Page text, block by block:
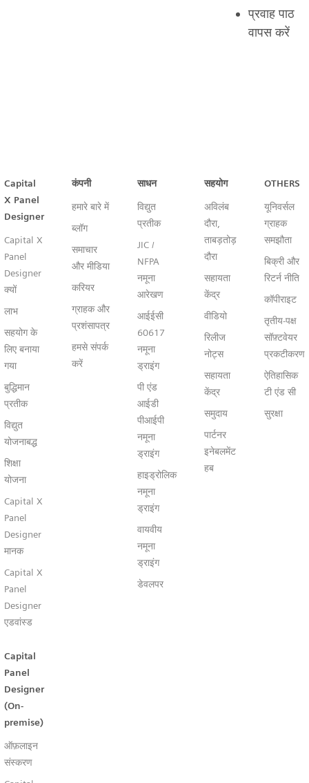
प्रवाह पाठ
वापस करें
Capital™ X Panel Designer
Capital
X Panel
Designer
Capital X
Panel
Designer
क्यों
लाभ
सहयोग के
लिए बनाया
गया
बुद्धिमान
प्रतीक
विद्युत
योजनाबद्ध
शिक्षा
योजना
Capital X
Panel
Designer
मानक
Capital X
Panel
Designer
एडवांस्ड
Capital
Panel
Designer
(On-
premise)
ऑफ़लाइन
संस्करण
कंपनी
हमारे बारे में
ब्लॉग
समाचार
और मीडिया
करियर
ग्राहक और
प्रशंसापत्र
हमसे संपर्क
करें
साधन
विद्युत
प्रतीक
JIC /
NFPA
नमूना
आरेखण
आईईसी
60617
नमूना
ड्राइंग
पी एंड
आईडी
पीआईपी
नमूना
ड्राइंग
हाइड्रोलिक
नमूना
ड्राइंग
वायवीय
नमूना
ड्राइंग
डेवलपर
सहयोग
अविलंब
दौरा,
ताबड़तोड़
दौरा
सहायता
केंद्र
वीडियो
रिलीज
नोट्स
सहायता
केंद्र
समुदाय
पार्टनर
इनेबलमेंट
हब
OTHERS
यूनिवर्सल
ग्राहक
समझौता
बिक्री और
रिटर्न नीति
कॉपीराइट
तृतीय-पक्ष
सॉफ़्टवेयर
प्रकटीकरण
ऐतिहासिक
टी एंड सी
सुरक्षा